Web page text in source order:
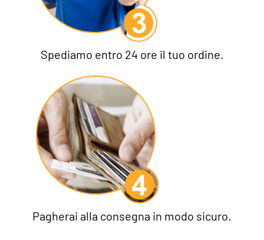
Spediamo entro 24 ore il tuo ordine.
Pagherai alla consegna in modo sicuro.